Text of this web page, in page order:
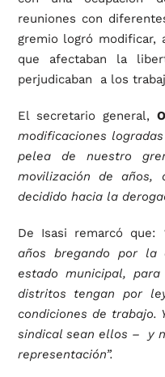
reuniones con
gremio logró modificar,
que afectaban la
perjudicaban a los
El secretario general,
modificaciones
pelea de nuestro
movilización de años,
decidido hacia la
De Isasi remarcó que:
años bregando por
estado municipal,
distritos tengan por
condiciones de trabajo.
sindical sean ellos – y
representación”.